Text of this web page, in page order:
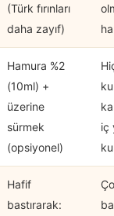
(Türk fırınları
daha zayıf)
Hamura %2
(10ml) +
üzerine
sürmek
(opsiyonel)
iç
Hafif
bastırarak: